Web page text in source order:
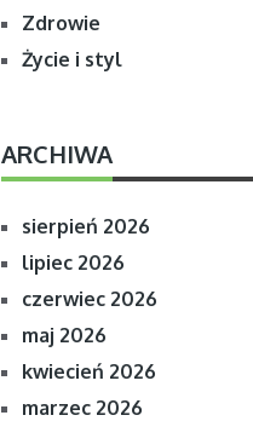
Zdrowie
Życie i styl
ARCHIWA
sierpień 2026
lipiec 2026
czerwiec 2026
maj 2026
kwiecień 2026
marzec 2026